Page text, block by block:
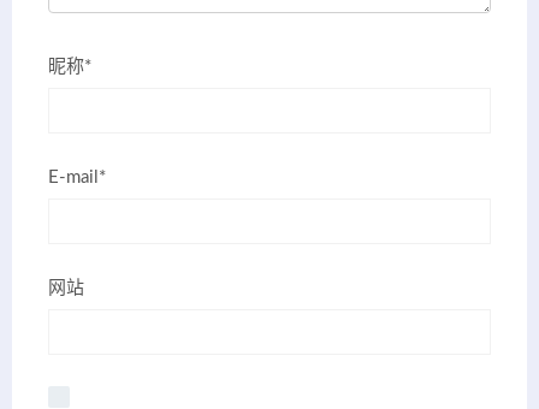
昵称*
E-mail*
网站